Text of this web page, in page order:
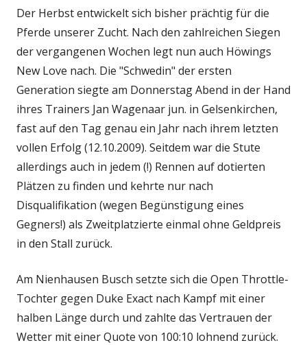
Der Herbst entwickelt sich bisher prächtig für die
Pferde unserer Zucht. Nach den zahlreichen Siegen
der vergangenen Wochen legt nun auch Höwings
New Love nach. Die "Schwedin" der ersten
Generation siegte am Donnerstag Abend in der Hand
ihres Trainers Jan Wagenaar jun. in Gelsenkirchen,
fast auf den Tag genau ein Jahr nach ihrem letzten
vollen Erfolg (12.10.2009). Seitdem war die Stute
allerdings auch in jedem (!) Rennen auf dotierten
Plätzen zu finden und kehrte nur nach
Disqualifikation (wegen Begünstigung eines
Gegners!) als Zweitplatzierte einmal ohne Geldpreis
in den Stall zurück.
Am Nienhausen Busch setzte sich die Open Throttle-
Tochter gegen Duke Exact nach Kampf mit einer
halben Länge durch und zahlte das Vertrauen der
Wetter mit einer Quote von 100:10 lohnend zurück.